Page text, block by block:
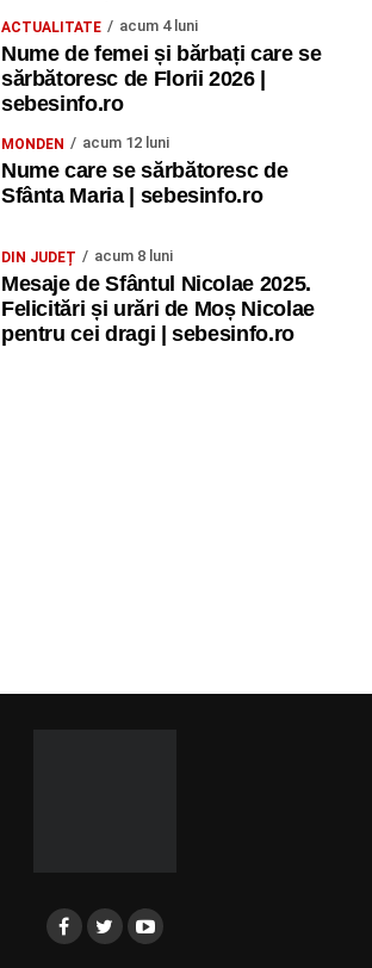
ACTUALITATE acum 4 luni
Nume de femei și bărbați care se
sărbătoresc de Florii 2026 |
sebesinfo.ro
MONDEN acum 12 luni
Nume care se sărbătoresc de
Sfânta Maria | sebesinfo.ro
DIN JUDEȚ acum 8 luni
Mesaje de Sfântul Nicolae 2025.
Felicitări și urări de Moș Nicolae
pentru cei dragi | sebesinfo.ro